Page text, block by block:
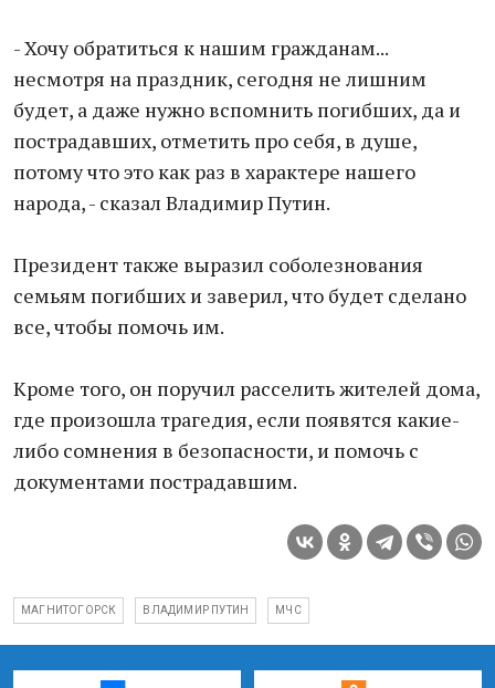
- Хочу обратиться к нашим гражданам...
несмотря на праздник, сегодня не лишним
будет, а даже нужно вспомнить погибших, да и
пострадавших, отметить про себя, в душе,
потому что это как раз в характере нашего
народа, - сказал Владимир Путин.
Президент также выразил соболезнования
семьям погибших и заверил, что будет сделано
все, чтобы помочь им.
Кроме того, он поручил расселить жителей дома,
где произошла трагедия, если появятся какие-
либо сомнения в безопасности, и помочь с
документами пострадавшим.
МАГНИТОГОРСК ВЛАДИМИР ПУТИН МЧС